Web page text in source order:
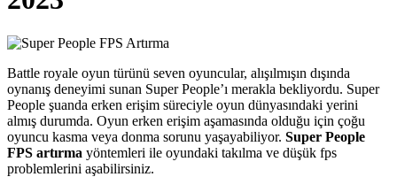
Battle royale oyun türünü seven oyuncular, alışılmışın dışında
oynanış deneyimi sunan Super People’ı merakla bekliyordu. Super
People şuanda erken erişim süreciyle oyun dünyasındaki yerini
almış durumda. Oyun erken erişim aşamasında olduğu için çoğu
oyuncu kasma veya donma sorunu yaşayabiliyor. Super People
FPS artırma yöntemleri ile oyundaki takılma ve düşük fps
problemlerini aşabilirsiniz.